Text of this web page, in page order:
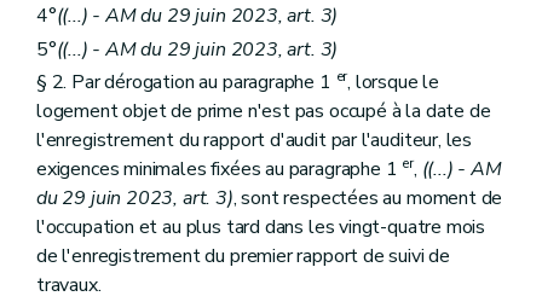
4°((...) - AM du 29 juin 2023, art. 3)
5°((...) - AM du 29 juin 2023, art. 3)
§ 2. Par dérogation au paragraphe 1 er, lorsque le
logement objet de prime n'est pas occupé à la date de
l'enregistrement du rapport d'audit par l'auditeur, les
exigences minimales fixées au paragraphe 1 er, ((...) - AM
du 29 juin 2023, art. 3), sont respectées au moment de
l'occupation et au plus tard dans les vingt-quatre mois
de l'enregistrement du premier rapport de suivi de
travaux.